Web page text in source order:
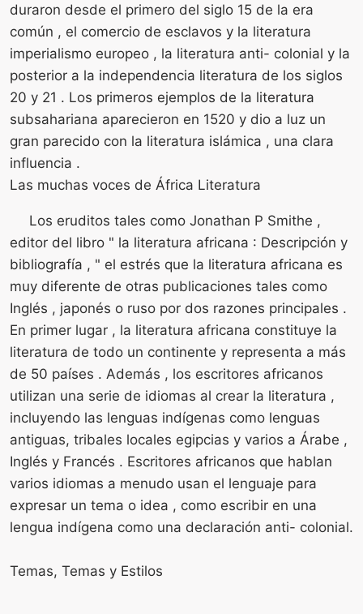
duraron desde el primero del siglo 15 de la era
común , el comercio de esclavos y la literatura
imperialismo europeo , la literatura anti- colonial y la
posterior a la independencia literatura de los siglos
20 y 21 . Los primeros ejemplos de la literatura
subsahariana aparecieron en 1520 y dio a luz un
gran parecido con la literatura islámica , una clara
influencia .
Las muchas voces de África Literatura
Los eruditos tales como Jonathan P Smithe ,
editor del libro " la literatura africana : Descripción y
bibliografía , " el estrés que la literatura africana es
muy diferente de otras publicaciones tales como
Inglés , japonés o ruso por dos razones principales .
En primer lugar , la literatura africana constituye la
literatura de todo un continente y representa a más
de 50 países . Además , los escritores africanos
utilizan una serie de idiomas al crear la literatura ,
incluyendo las lenguas indígenas como lenguas
antiguas, tribales locales egipcias y varios a Árabe ,
Inglés y Francés . Escritores africanos que hablan
varios idiomas a menudo usan el lenguaje para
expresar un tema o idea , como escribir en una
lengua indígena como una declaración anti- colonial.
Temas, Temas y Estilos